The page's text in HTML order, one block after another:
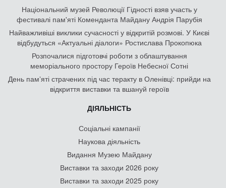
Національний музей Революції Гідності взяв участь у
фестивалі пам'яті Коменданта Майдану Андрія Парубія
Найважливіші виклики сучасності у відкритій розмові. У Києві
відбудуться «Актуальні діалоги» Ростислава Прокопюка
Розпочалися підготовчі роботи з облаштування
меморіального простору Героїв Небесної Сотні
День памʼяті страчених під час теракту в Оленівці: прийди на
відкриття виставки та вшануй героїв
ДІЯЛЬНІСТЬ
Соціальні кампанії
Наукова діяльність
Видання Музею Майдану
Виставки та заходи 2026 року
Виставки та заходи 2025 року